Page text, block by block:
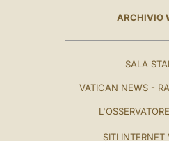
ARCHIVIO
SALA
VATICAN NEWS -
SITI INTERNET